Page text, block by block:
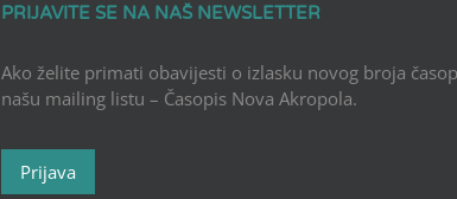
PRIJAVITE SE NA NAŠ NEWSLETTER
Ako želite primati obavijesti o izlasku novog broja
našu mailing listu – Časopis Nova Akropola.
Prijava